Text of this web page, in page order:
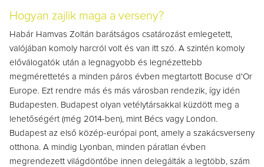
Hogyan zajlik maga a verseny?
Habár Hamvas Zoltán barátságos csatározást emlegetett,
valójában komoly harcról volt és van itt szó. A szintén komoly
előválogatók után a legnagyobb és legnézettebb
megmérettetés a minden páros évben megtartott Bocuse d'Or
Europe. Ezt rendre más és más városban rendezik, így idén
Budapesten. Budapest olyan vetélytársakkal küzdött meg a
lehetőségért (még 2014-ben), mint Bécs vagy London.
Budapest az első közép-európai pont, amely a szakácsverseny
otthona. A mindig Lyonban, minden páratlan évben
megrendezett világdöntőbe innen delegálták a legtöbb, szám